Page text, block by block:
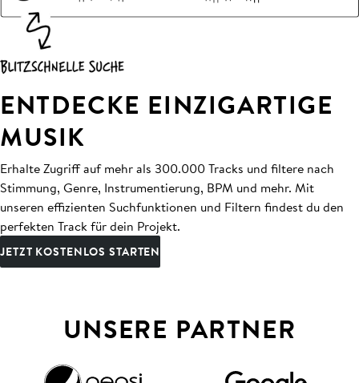
ENTDECKE EINZIGARTIGE
MUSIK
Erhalte Zugriff auf mehr als 300.000 Tracks und filtere nach
Stimmung, Genre, Instrumentierung, BPM und mehr. Mit
unseren effizienten Suchfunktionen und Filtern findest du den
perfekten Track für dein Projekt.
JETZT KOSTENLOS STARTEN
UNSERE PARTNER